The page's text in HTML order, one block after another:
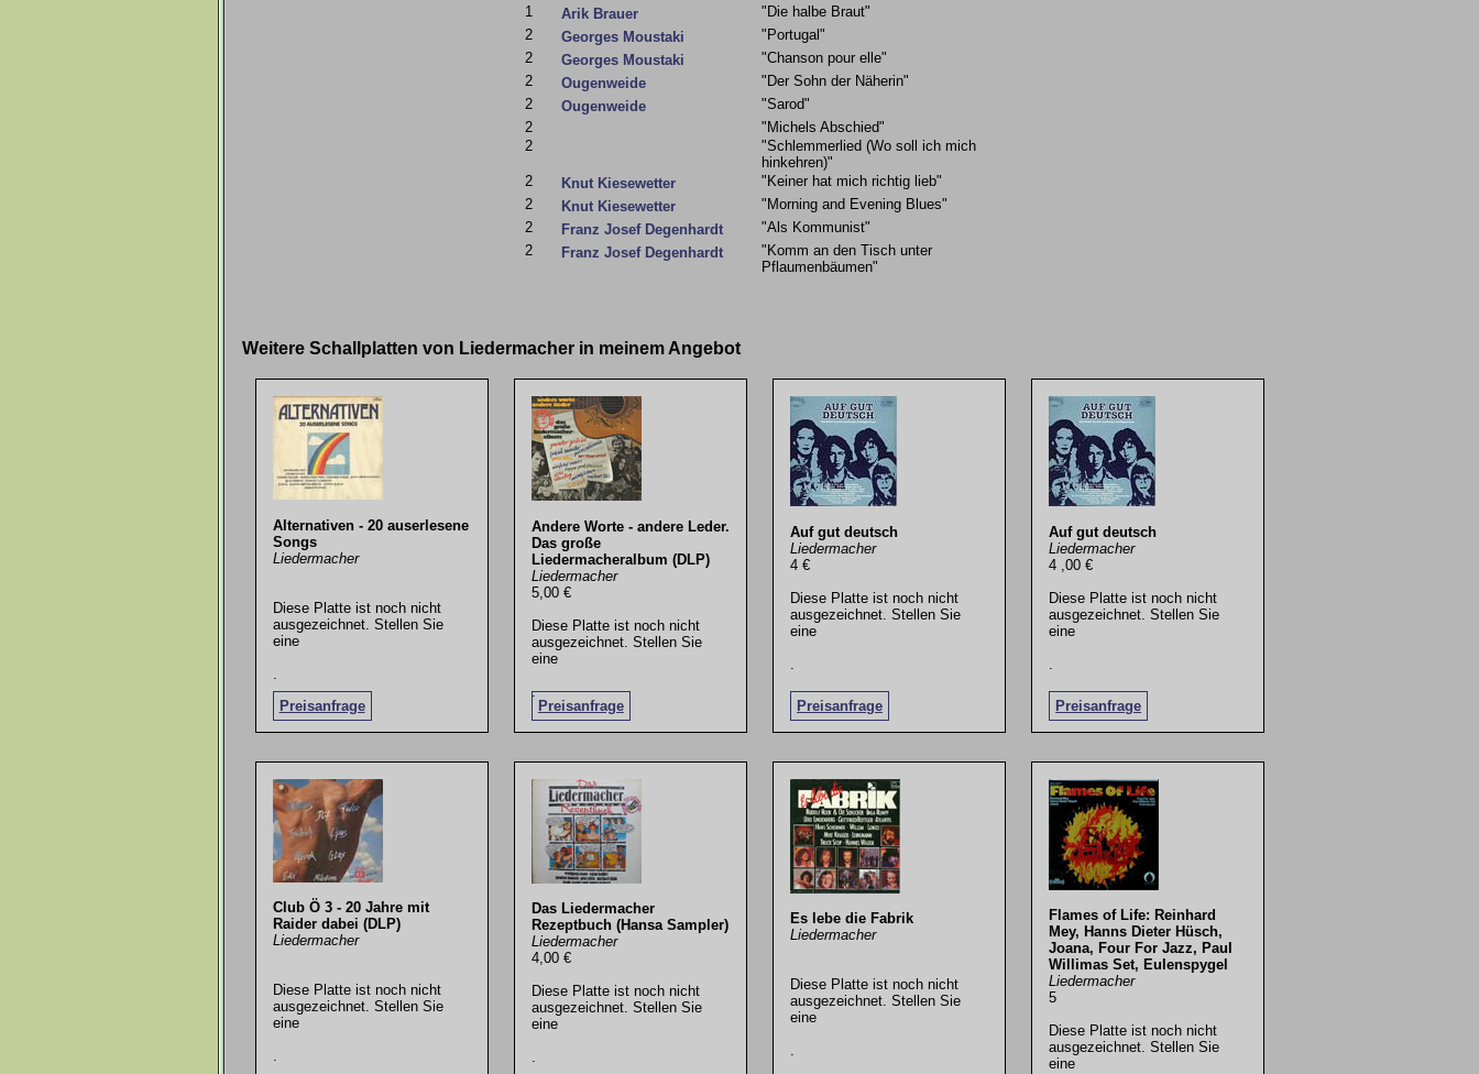
1
Arik Brauer
"Die halbe Braut"
2
Georges Moustaki
"Portugal"
2
Georges Moustaki
"Chanson pour elle"
2
Ougenweide
"Der Sohn der Näherin"
2
Ougenweide
"Sarod"
2
"Michels Abschied"
2
"Schlemmerlied (Wo soll ich mich
hinkehren)"
2
Knut Kiesewetter
"Keiner hat mich richtig lieb"
2
Knut Kiesewetter
"Morning and Evening Blues"
2
Franz Josef Degenhardt
"Als Kommunist"
2
Franz Josef Degenhardt
"Komm an den Tisch unter
Pflaumenbäumen"
Weitere Schallplatten von Liedermacher in meinem Angebot
Alternativen - 20 auserlesene
Songs
Liedermacher
Diese Platte ist noch nicht
ausgezeichnet. Stellen Sie
eine
Preisanfrage
Andere Worte - andere Leder.
Das große
Liedermacheralbum (DLP)
Liedermacher
5,00 €
Diese Platte ist noch nicht
ausgezeichnet. Stellen Sie
eine
Preisanfrage
.
Auf gut deutsch
Liedermacher
4 €
Diese Platte ist noch nicht
ausgezeichnet. Stellen Sie
eine
Preisanfrage
Auf gut deutsch
Liedermacher
4 ,00 €
Diese Platte ist noch nicht
ausgezeichnet. Stellen Sie
eine
Preisanfrage
Club Ö 3 - 20 Jahre mit
Raider dabei (DLP)
Liedermacher
Diese Platte ist noch nicht
ausgezeichnet. Stellen Sie
eine
.
Das Liedermacher
Rezeptbuch (Hansa Sampler)
Liedermacher
4,00 €
Diese Platte ist noch nicht
ausgezeichnet. Stellen Sie
eine
.
Es lebe die Fabrik
Liedermacher
Diese Platte ist noch nicht
ausgezeichnet. Stellen Sie
eine
.
Flames of Life: Reinhard
Mey, Hanns Dieter Hüsch,
Joana, Four For Jazz, Paul
Willimas Set, Eulenspygel
Liedermacher
5
Diese Platte ist noch nicht
ausgezeichnet. Stellen Sie
eine